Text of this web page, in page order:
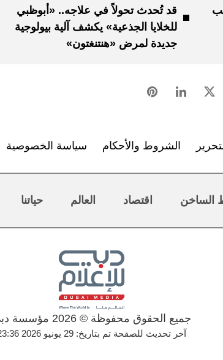
قد تُحدث تحولاً في علاجه.. «أبوظبي
للخلايا الجذعية» يكشف آلية بيولوجية
جديدة لمرض «هنتنغتون»
الشروط والأحكام سياسة الخصوصية
الساخن اقتصاد العالم حياتنا
جميع الحقوق محفوظة © 2026 مؤسسة دبي
آخر تحديث للصفحة تم بتاريخ: 29 يونيو 2026 23:36